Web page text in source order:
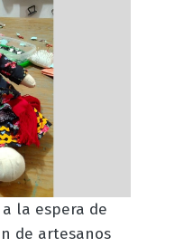
la espera de
de artesanos